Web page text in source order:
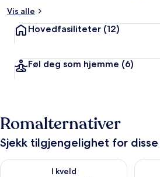
Vis alle
Hovedfasiliteter (12)
Føl deg som hjemme (6)
Romalternativer
Sjekk tilgjengelighet for
I kveld
Sjekk tilgjengelighet for i kveld, aug. 8